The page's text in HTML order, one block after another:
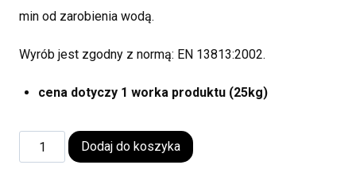
min od zarobienia wodą.
Wyrób jest zgodny z normą: EN 13813:2002.
cena dotyczy 1 worka produktu (25kg)
Dodaj do koszyka